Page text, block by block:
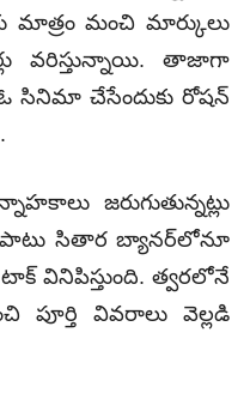
మాత్రం మంచి మార్కులు
వరిస్తున్నాయి. తాజాగా
చేసేందుకు రోషన్‌
జరుగుతున్నట్లు
సితార బ్యానర్‌లోనూ
వినిపిస్తుంది. త్వరలోనే
పూర్తి వివరాలు వెల్లడి